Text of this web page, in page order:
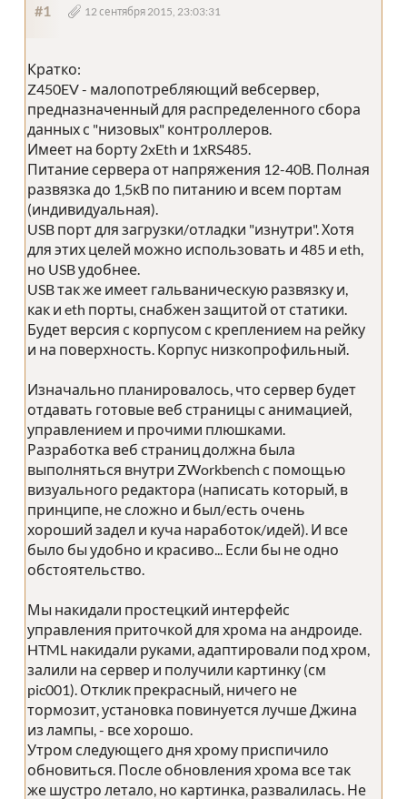
#1 12 сентября 2015, 23:03:31
Кратко:
Z450EV - малопотребляющий вебсервер,
предназначенный для распределенного сбора
данных с "низовых" контроллеров.
Имеет на борту 2xEth и 1хRS485.
Питание сервера от напряжения 12-40В. Полная
развязка до 1,5кВ по питанию и всем портам
(индивидуальная).
USB порт для загрузки/отладки "изнутри". Хотя
для этих целей можно использовать и 485 и eth,
но USB удобнее.
USB так же имеет гальваническую развязку и,
как и eth порты, снабжен защитой от статики.
Будет версия с корпусом с креплением на рейку
и на поверхность. Корпус низкопрофильный.
Изначально планировалось, что сервер будет
отдавать готовые веб страницы с анимацией,
управлением и прочими плюшками.
Разработка веб страниц должна была
выполняться внутри ZWorkbench с помощью
визуального редактора (написать который, в
принципе, не сложно и был/есть очень
хороший задел и куча наработок/идей). И все
было бы удобно и красиво... Если бы не одно
обстоятельство.
Мы накидали простецкий интерфейс
управления приточкой для хрома на андроиде.
HTML накидали руками, адаптировали под хром,
залили на сервер и получили картинку (см
pic001). Отклик прекрасный, ничего не
тормозит, установка повинуется лучше Джина
из лампы, - все хорошо.
Утром следующего дня хрому приспичило
обновиться. После обновления хрома все так
же шустро летало, но картинка, развалилась. Не